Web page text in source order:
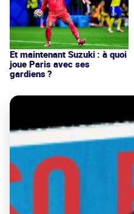
Et maintenant Suzuki : à quoi
joue Paris avec ses
gardiens ?